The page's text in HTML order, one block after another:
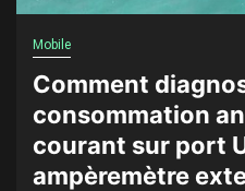
Mobile
Comment
consommation
courant sur port
ampèremètre